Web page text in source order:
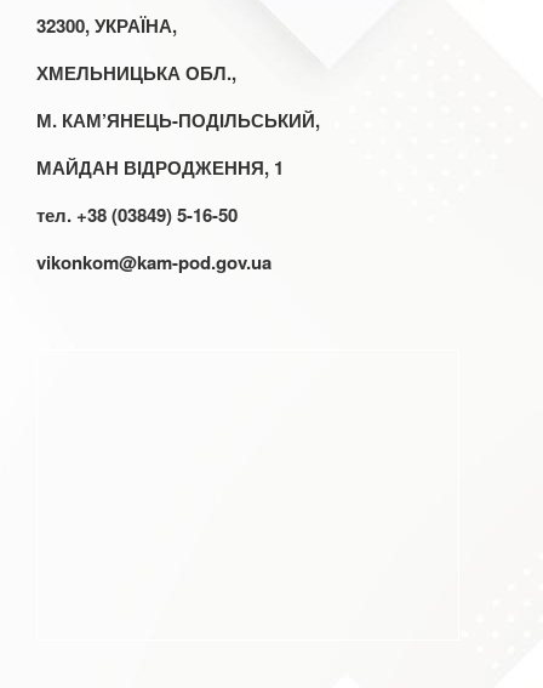
32300, УКРАЇНА,
ХМЕЛЬНИЦЬКА ОБЛ.,
М. КАМ’ЯНЕЦЬ-ПОДІЛЬСЬКИЙ,
МАЙДАН ВІДРОДЖЕННЯ, 1
тел. +38 (03849) 5-16-50
vikonkom@kam-pod.gov.ua